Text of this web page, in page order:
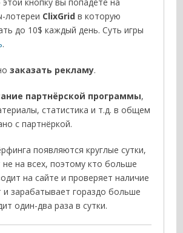
этой кнопку вы попадёте на
лотереи ClixGrid в которую
до 10$ каждый день. Суть игры
.
заказать рекламу.
партнёрской программы,
статистика и т.д. в общем
с партнёркой.
появляются круглые сутки,
не на всех, поэтому кто больше
на сайте и проверяет наличие
зарабатывает гораздо больше
один-два раза в сутки.